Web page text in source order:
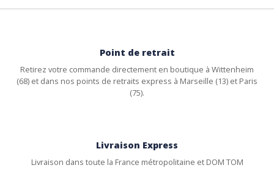
Point de retrait
Retirez votre commande directement en boutique à Wittenheim
(68) et dans nos points de retraits express à Marseille (13) et Paris
(75).
Livraison Express
Livraison dans toute la France métropolitaine et DOM TOM